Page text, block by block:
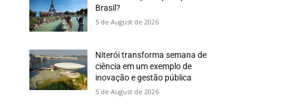
Brasil?
5 de August de 2026
Niterói transforma semana de
ciência em um exemplo de
inovação e gestão pública
5 de August de 2026